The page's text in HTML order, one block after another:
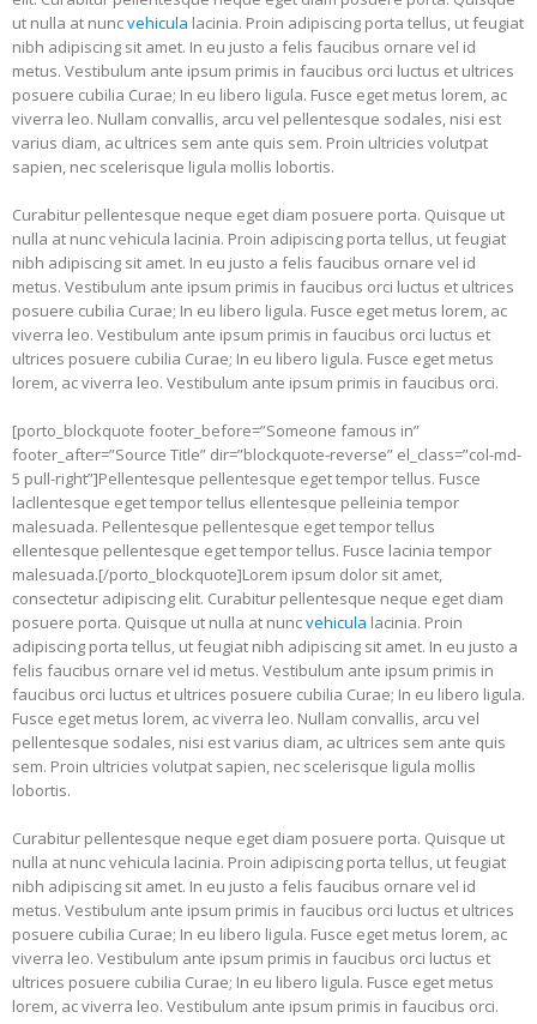
ut nulla at nuncvehicula lacinia. Proin adipiscing porta tellus, ut feugiat
nibh adipiscing sit amet. In eu justo a felis faucibus ornare vel id
metus. Vestibulum ante ipsum primis in faucibus orci luctus et ultrices
posuere cubilia Curae; In eu libero ligula. Fusce eget metus lorem, ac
viverra leo. Nullam convallis, arcu vel pellentesque sodales, nisi est
varius diam, ac ultrices sem ante quis sem. Proin ultricies volutpat
sapien, nec scelerisque ligula mollis lobortis.
Curabitur pellentesque neque eget diam posuere porta. Quisque ut
nulla at nunc vehicula lacinia. Proin adipiscing porta tellus, ut feugiat
nibh adipiscing sit amet. In eu justo a felis faucibus ornare vel id
metus. Vestibulum ante ipsum primis in faucibus orci luctus et ultrices
posuere cubilia Curae; In eu libero ligula. Fusce eget metus lorem, ac
viverra leo. Vestibulum ante ipsum primis in faucibus orci luctus et
ultrices posuere cubilia Curae; In eu libero ligula. Fusce eget metus
lorem, ac viverra leo. Vestibulum ante ipsum primis in faucibus orci.
[porto_blockquote footer_before=”Someone famous in”
footer_after=”Source Title” dir=”blockquote-reverse” el_class=”col-md-
5 pull-right”]Pellentesque pellentesque eget tempor tellus. Fusce
lacllentesque eget tempor tellus ellentesque pelleinia tempor
malesuada. Pellentesque pellentesque eget tempor tellus
ellentesque pellentesque eget tempor tellus. Fusce lacinia tempor
malesuada.[/porto_blockquote]Lorem ipsum dolor sit amet,
consectetur adipiscing elit. Curabitur pellentesque neque eget diam
posuere porta. Quisque ut nulla at nuncvehicula lacinia. Proin
adipiscing porta tellus, ut feugiat nibh adipiscing sit amet. In eu justo a
felis faucibus ornare vel id metus. Vestibulum ante ipsum primis in
faucibus orci luctus et ultrices posuere cubilia Curae; In eu libero ligula.
Fusce eget metus lorem, ac viverra leo. Nullam convallis, arcu vel
pellentesque sodales, nisi est varius diam, ac ultrices sem ante quis
sem. Proin ultricies volutpat sapien, nec scelerisque ligula mollis
lobortis.
Curabitur pellentesque neque eget diam posuere porta. Quisque ut
nulla at nunc vehicula lacinia. Proin adipiscing porta tellus, ut feugiat
nibh adipiscing sit amet. In eu justo a felis faucibus ornare vel id
metus. Vestibulum ante ipsum primis in faucibus orci luctus et ultrices
posuere cubilia Curae; In eu libero ligula. Fusce eget metus lorem, ac
viverra leo. Vestibulum ante ipsum primis in faucibus orci luctus et
ultrices posuere cubilia Curae; In eu libero ligula. Fusce eget metus
lorem, ac viverra leo. Vestibulum ante ipsum primis in faucibus orci.